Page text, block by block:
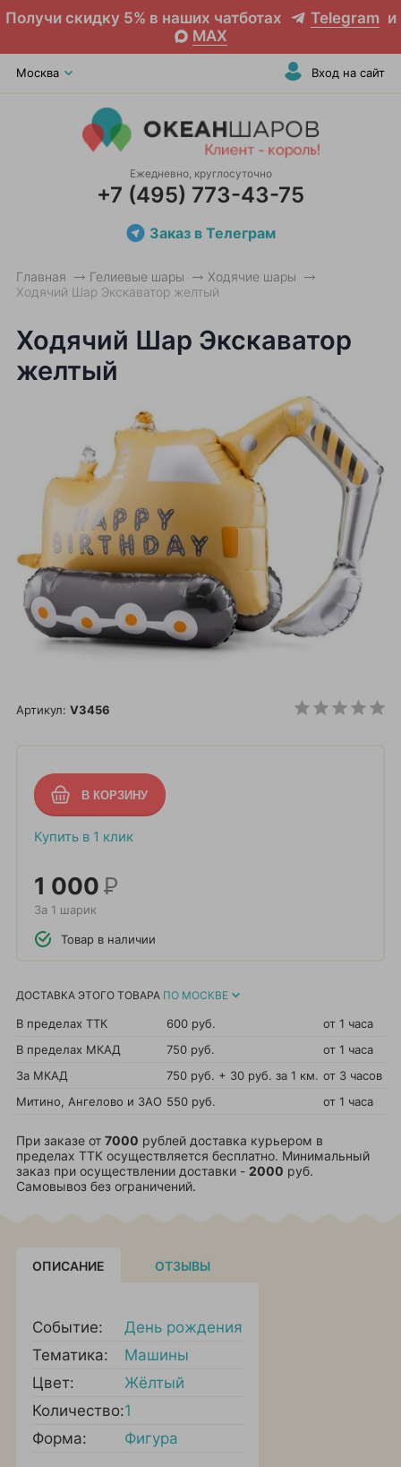
Получи скидку 5% в наших чатботах Telegram и
MAX
Москва Вход на сайт
Ежедневно, круглосуточно
+7 (495) 773-43-75
Заказ в Телеграм
Главная Гелиевые шары
Ходячие шары
Ходячий Шар Экскаватор желтый
Ходячий Шар Экскаватор
желтый
Артикул: V3456
Купить в 1 клик
1 000Р
За 1 шарик
Товар в наличии
ДОСТАВКА ЭТОГО ТОВАРА ПО МОСКВЕ
В пределах ТТК 600 руб.
от 1 часа
В пределах МКАД
750 руб.
от 1 часа
За МКАД
750 руб. + 30 руб. за 1 км. от 3 часов
Митино, Ангелово и ЗАО 550 руб. от 1 часа
При заказе от 7000 рублей доставка курьером в
пределах ТТК осуществляется бесплатно. Минимальный
заказ при осуществлении доставки - 2000 руб.
Самовывоз без ограничений.
ОПИСАНИЕ ОТЗЫВЫ
Событие:
День рождения
Тематика:
Машины
Цвет:
Жёлтый
Количество:1
Форма:
Фигура